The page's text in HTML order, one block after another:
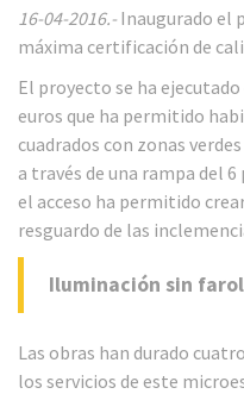
16-04-2016.- Inaugurado el
máxima certificación de
El proyecto se ha
euros que ha permitido
cuadrados con zonas
a través de una rampa del
el acceso ha permitido
resguardo de las
Iluminación sin
Las obras han durado
los servicios de este